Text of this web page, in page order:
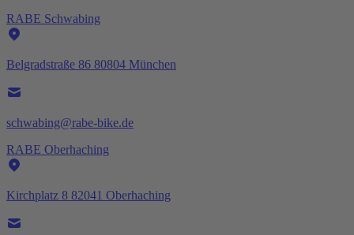
RABE Schwabing
Belgradstraße 86 80804 München
schwabing@rabe-bike.de
RABE Oberhaching
Kirchplatz 8 82041 Oberhaching